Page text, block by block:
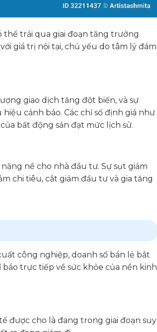
thể trải qua giai đoạn tăng trưởng
giá trị nội tại, chủ yếu do tâm lý đám
giao dịch tăng đột biến, và sự
cảnh báo. Các chỉ số định giá như
bất động sản đạt mức lịch sử.
nề cho nhà đầu tư. Sự sụt giảm
chi tiêu, cắt giảm đầu tư và gia tăng
công nghiệp, doanh số bán lẻ bắt
trực tiếp về sức khỏe của nền kinh
được cho là đang trong giai đoạn suy